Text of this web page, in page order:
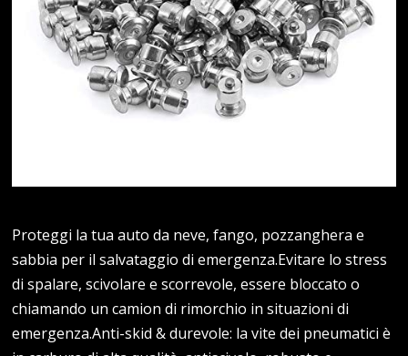
Proteggi la tua auto da neve, fango, pozzanghera e
sabbia per il salvataggio di emergenza.Evitare lo stress
di spalare, scivolare e scorrevole, essere bloccato o
chiamando un camion di rimorchio in situazioni di
emergenza.Anti-skid & durevole: la vite dei pneumatici è